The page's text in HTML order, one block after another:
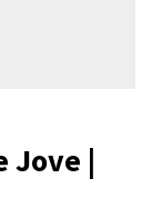
Jove |